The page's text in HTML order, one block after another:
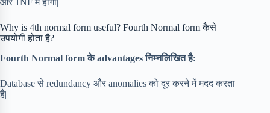
और 1NF में होगा|
Why is 4th normal form useful? Fourth Normal form कैसे
उपयोगी होता है?
Fourth Normal form के advantages निम्नलिखित है:
Database से redundancy और anomalies को दूर करने में मदद करता
है|